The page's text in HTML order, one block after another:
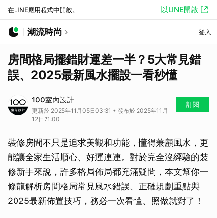
在LINE應用程式中開啟。 以LINE開啟
潮流時尚 登入
房間格局擺錯財運差一半？5大常見錯
誤、2025最新風水擺設一看秒懂
100室內設計
更新於 2025年11月05日03:31 • 發布於 2025年11月
12日21:00
訂閱
裝修房間不只是追求美觀和功能，懂得兼顧風水，更
能讓全家生活順心、好運連連。對於完全沒經驗的裝
修新手來說，許多格局佈局都充滿疑問，本文幫你一
條龍解析房間格局常見風水錯誤、正確規劃重點與
2025最新佈置技巧，務必一次看懂、照做就對了！